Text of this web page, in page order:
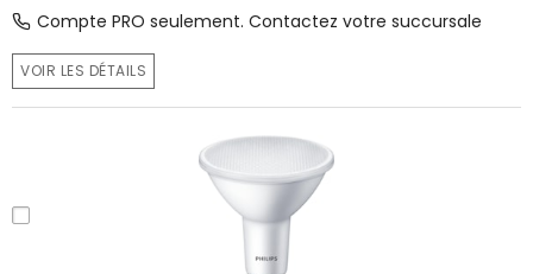
Compte PRO seulement. Contactez votre succursale
VOIR LES DÉTAILS